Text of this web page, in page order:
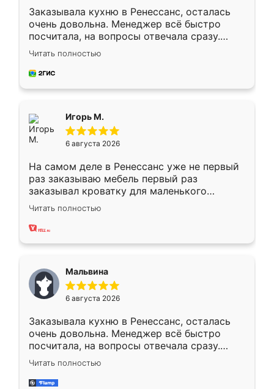
Заказывала кухню в Ренессанс, осталась
очень довольна. Менеджер всё быстро
посчитала, на вопросы отвечала сразу.
Замерщик приехал в субботу, подошёл к
делу со всей ответственностью. Собрали
за день, ребята работали аккуратно, даже
Читать полностью
Игорь М.
6 августа 2026
На самом деле в Ренессанс уже не первый
раз заказываю мебель первый раз
заказывал кроватку для маленького
ребёнка при его рождении ,во второй раз
заказал шкаф-купе. По качеству очень
хорошее сборка достаточно быстрая,
меньше, здесь же он более разнообразный.
Мне нравится ,если что-то потребуется из
мебели буду заказывать только здесь.
Читать полностью
Мальвина
6 августа 2026
Заказывала кухню в Ренессанс, осталась
очень довольна. Менеджер всё быстро
посчитала, на вопросы отвечала сразу.
Замерщик приехал в субботу, подошёл к
делу со всей ответственностью. Собрали
за день, ребята работали аккуратно, даже
Читать полностью